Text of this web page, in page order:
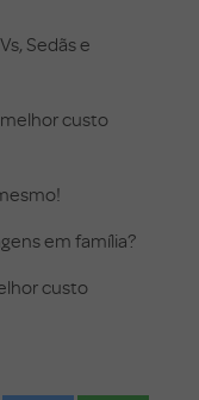
Sedãs e
custo
em família?
custo